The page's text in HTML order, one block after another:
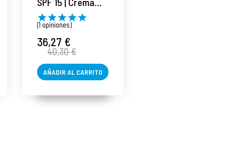
protectora 50ml -
White - Bruno
Vassari ®
(1 opiniones)
36,27 €
40,30 €
AÑADIR AL CARRITO